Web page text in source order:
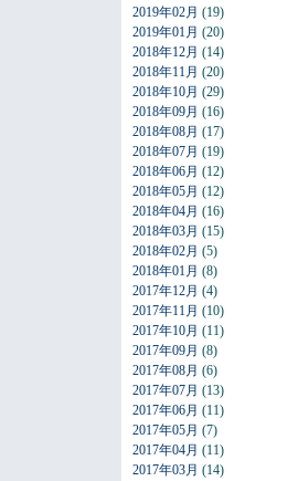
2019年02月 (19)
2019年01月 (20)
2018年12月 (14)
2018年11月 (20)
2018年10月 (29)
2018年09月 (16)
2018年08月 (17)
2018年07月 (19)
2018年06月 (12)
2018年05月 (12)
2018年04月 (16)
2018年03月 (15)
2018年02月 (5)
2018年01月 (8)
2017年12月 (4)
2017年11月 (10)
2017年10月 (11)
2017年09月 (8)
2017年08月 (6)
2017年07月 (13)
2017年06月 (11)
2017年05月 (7)
2017年04月 (11)
2017年03月 (14)